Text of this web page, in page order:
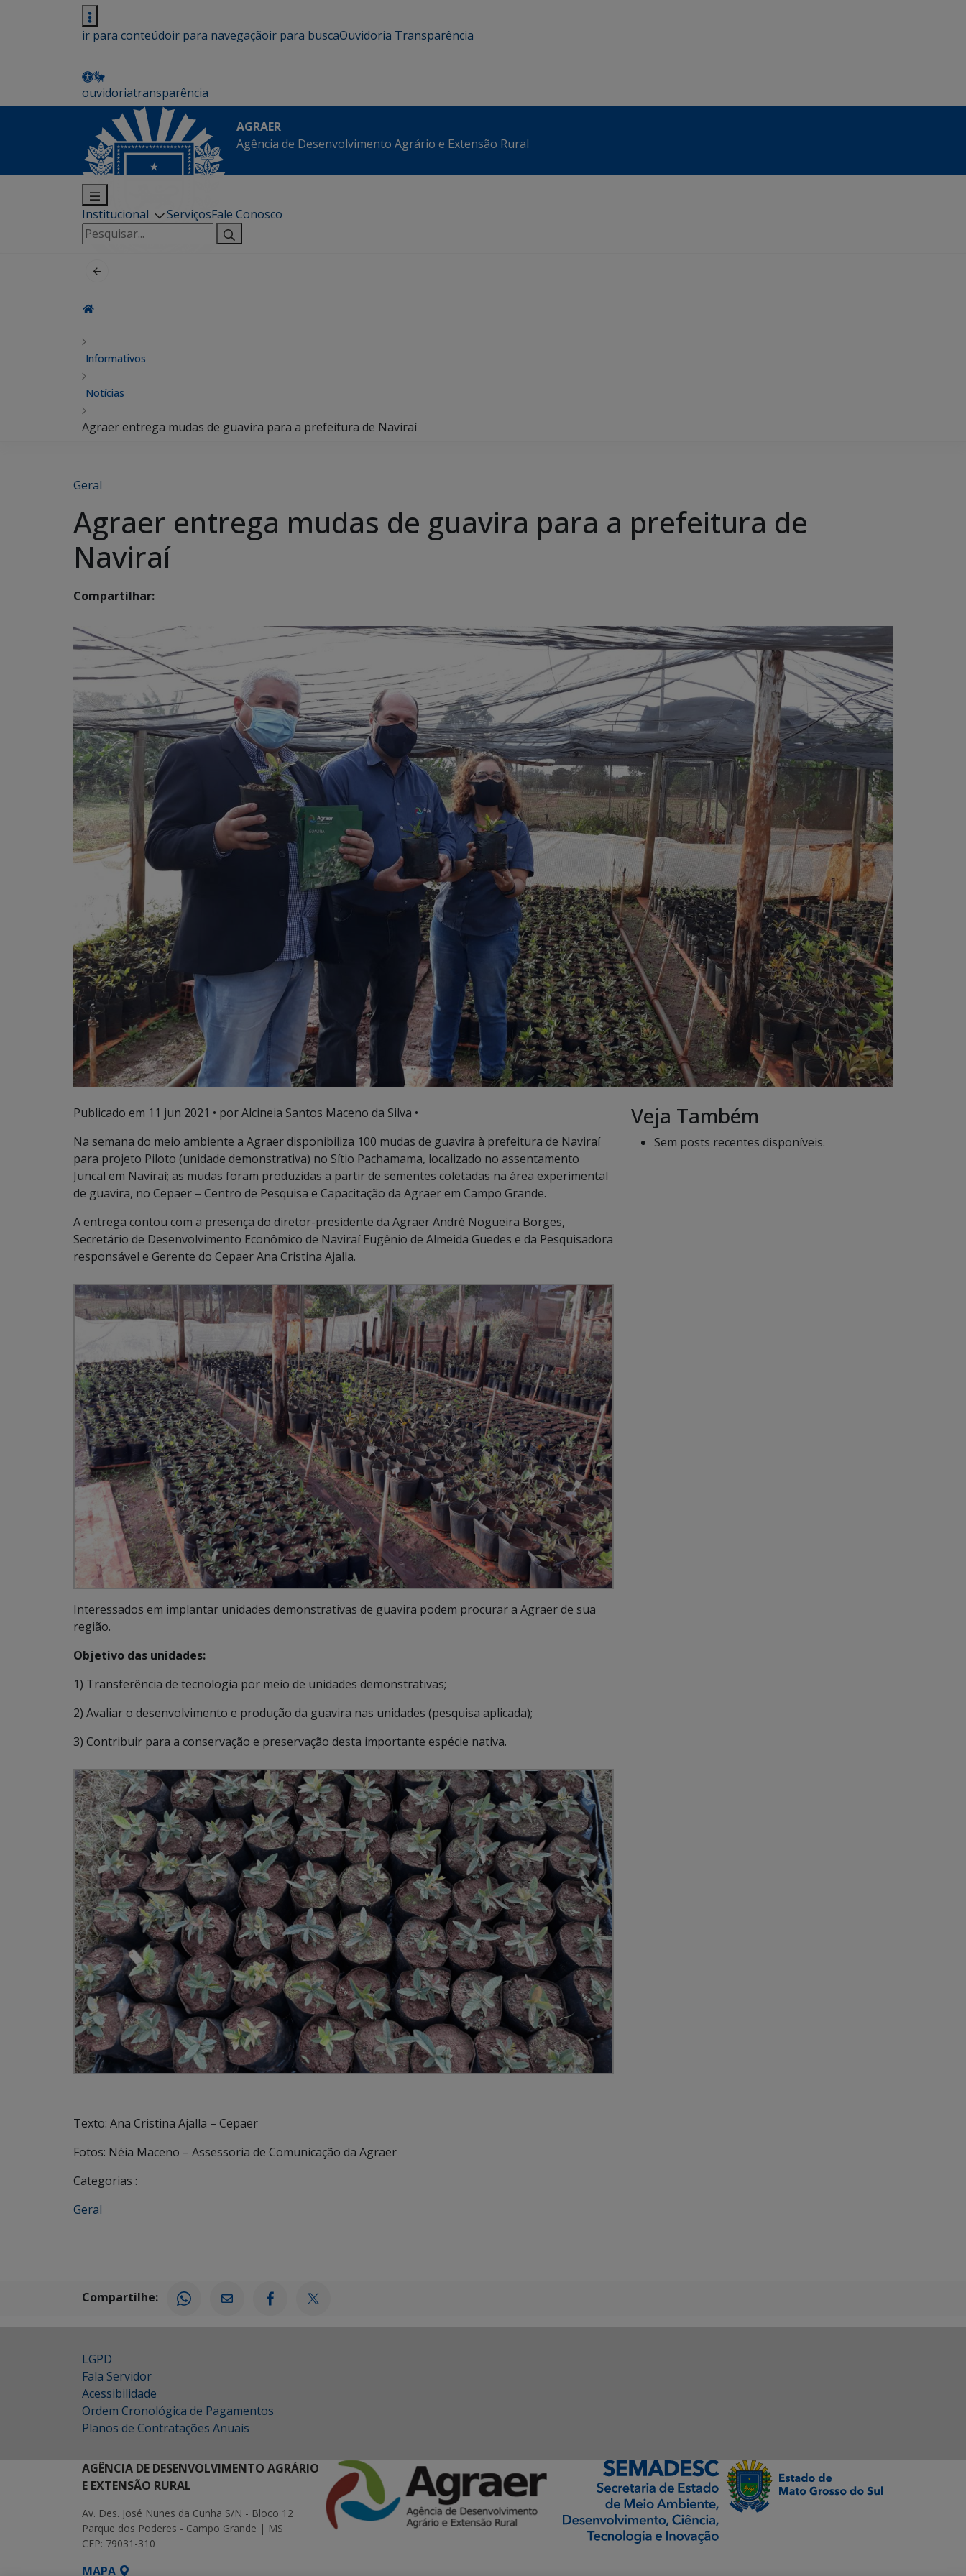
ir para conteúdoir para navegaçãoir para buscaOuvidoria Transparência
ouvidoriatransparência
AGRAER
Agência de Desenvolvimento Agrário e Extensão Rural
Institucional ServiçosFale Conosco
Pesquisar
por:
Informativos
Notícias
Agraer entrega mudas de guavira para a prefeitura de Naviraí
Geral
Agraer entrega mudas de guavira para a prefeitura de
Naviraí
Compartilhar:
Publicado em 11 jun 2021 • por Alcineia Santos Maceno da Silva •
Na semana do meio ambiente a Agraer disponibiliza 100 mudas de guavira à prefeitura de Naviraí
para projeto Piloto (unidade demonstrativa) no Sítio Pachamama, localizado no assentamento
Juncal em Naviraí; as mudas foram produzidas a partir de sementes coletadas na área experimental
de guavira, no Cepaer – Centro de Pesquisa e Capacitação da Agraer em Campo Grande.
A entrega contou com a presença do diretor-presidente da Agraer André Nogueira Borges,
Secretário de Desenvolvimento Econômico de Naviraí Eugênio de Almeida Guedes e da Pesquisadora
responsável e Gerente do Cepaer Ana Cristina Ajalla.
Interessados em implantar unidades demonstrativas de guavira podem procurar a Agraer de sua
região.
Objetivo das unidades:
1) Transferência de tecnologia por meio de unidades demonstrativas;
2) Avaliar o desenvolvimento e produção da guavira nas unidades (pesquisa aplicada);
3) Contribuir para a conservação e preservação desta importante espécie nativa.
Texto: Ana Cristina Ajalla – Cepaer
Fotos: Néia Maceno – Assessoria de Comunicação da Agraer
Categorias :
Geral
Veja Também
Sem posts recentes disponíveis.
Compartilhe:
LGPD
Fala Servidor
Acessibilidade
Ordem Cronológica de Pagamentos
Planos de Contratações Anuais
AGÊNCIA DE DESENVOLVIMENTO AGRÁRIO
E EXTENSÃO RURAL
Av. Des. José Nunes da Cunha S/N - Bloco 12
Parque dos Poderes - Campo Grande | MS
CEP: 79031-310
MAPA